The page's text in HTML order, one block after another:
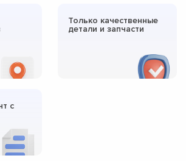
Только качественные
детали и запчасти
с